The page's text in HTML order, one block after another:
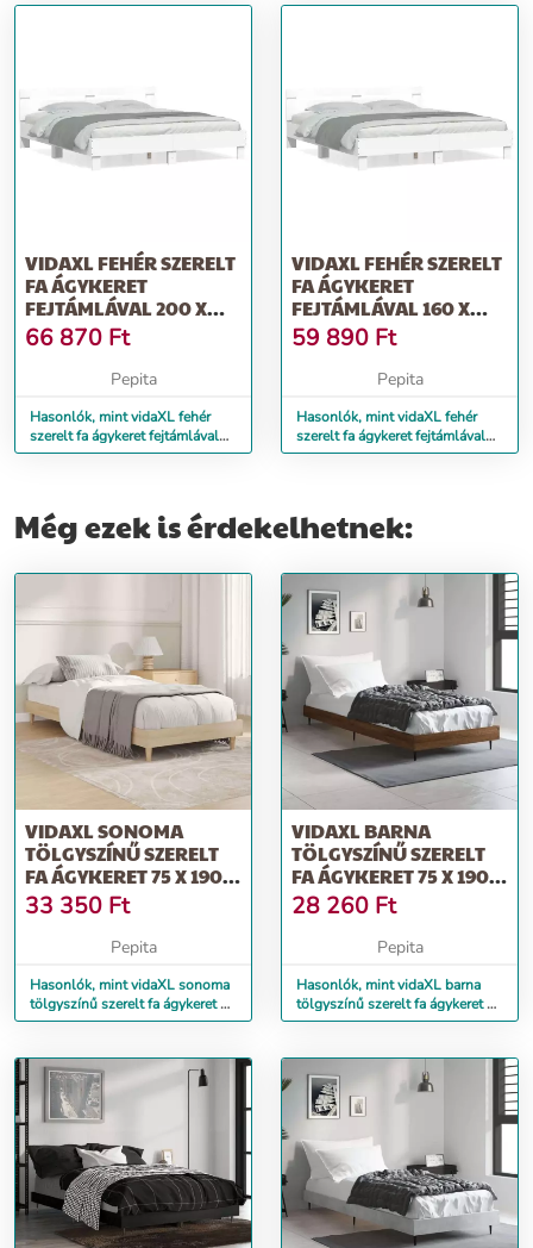
VIDAXL FEHÉR SZERELT
FA ÁGYKERET
FEJTÁMLÁVAL 200 X
200 CM
66 870 Ft
Pepita
Hasonlók, mint vidaXL fehér
szerelt fa ágykeret fejtámlával
200 x 200 cm
VIDAXL FEHÉR SZERELT
FA ÁGYKERET
FEJTÁMLÁVAL 160 X
200 CM
59 890 Ft
Pepita
Hasonlók, mint vidaXL fehér
szerelt fa ágykeret fejtámlával
160 x 200 cm
Még ezek is érdekelhetnek:
VIDAXL SONOMA
TÖLGYSZÍNŰ SZERELT
FA ÁGYKERET 75 X 190
CM
33 350 Ft
Pepita
Hasonlók, mint vidaXL sonoma
tölgyszínű szerelt fa ágykeret 75
x 190 cm
VIDAXL BARNA
TÖLGYSZÍNŰ SZERELT
FA ÁGYKERET 75 X 190
CM
28 260 Ft
Pepita
Hasonlók, mint vidaXL barna
tölgyszínű szerelt fa ágykeret 75
x 190 cm